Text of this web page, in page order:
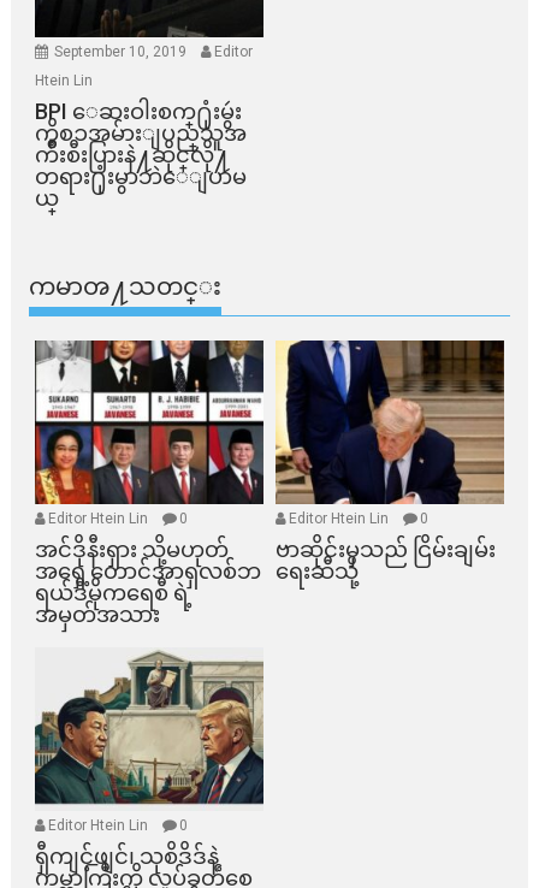
September 10, 2019
Editor
Htein Lin
BPI ​ေဆးဝါးစက္​႐ုံးမွဴး
ကိစၥအမ်ားျပည္​သူအ
က်ိဳးစီးပြားနဲ႔ဆိုင္​လို႔
တရား႐ုံးမွာဘဲေျပာမ
ယ္​
ကမာၻ႔သတင္း
Editor Htein Lin 0
အင်ဒိုနီးရှား သို့မဟုတ်
အရှေ့တောင်အာရှလစ်ဘ
ရယ်ဒီမိုကရေစီ ရဲ့
အမှတ်အသား
Editor Htein Lin 0
ဗာဆိုင်းမှသည် ငြိမ်းချမ်း
ရေးဆီသို့
Editor Htein Lin 0
ရှီကျင့်ဖျင်၊ သုစိဒိဒ်နဲ့
ကမ္ဘာကြီးကို လှုပ်ခတ်စေ